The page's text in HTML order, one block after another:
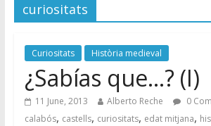
curiositats
Curiositats Història medieval
¿Sabías que…? (I)
11 June, 2013 Alberto Reche
0
calabós, castells, curiositats, edat mitjana,